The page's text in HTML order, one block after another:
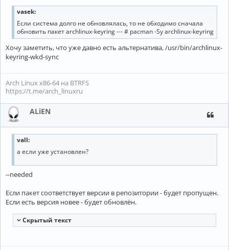
vasek:
Если система долго не обновлялась, то не обходимо сначала
обновить пакет archlinux-keyring --- # pacman -Sy archlinux-keyring
Хочу заметить, что уже давно есть альтернатива, /usr/bin/archlinux-
keyring-wkd-sync
Arch Linux x86-64 на BTRFS
https://t.me/arch_linuxru
ALiEN
vall:
а если уже установлен?
--needed
Если пакет соответствует версии в репозитории - будет пропущен.
Если есть версия новее - будет обновлён.
Cкрытый текст